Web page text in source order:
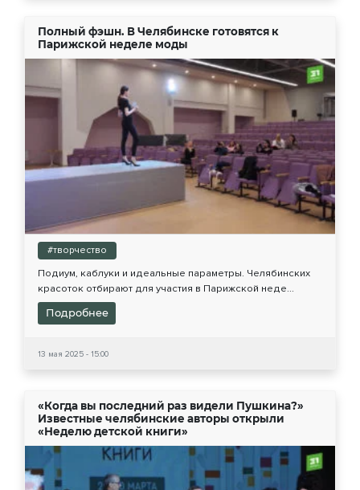
Полный фэшн. В Челябинске готовятся к
Парижской неделе моды
#творчество
Подиум, каблуки и идеальные параметры. Челябинских
красоток отбирают для участия в Парижской неде...
Подробнее
13 мая 2025 - 15:00
«Когда вы последний раз видели Пушкина?»
Известные челябинские авторы открыли
«Неделю детской книги»